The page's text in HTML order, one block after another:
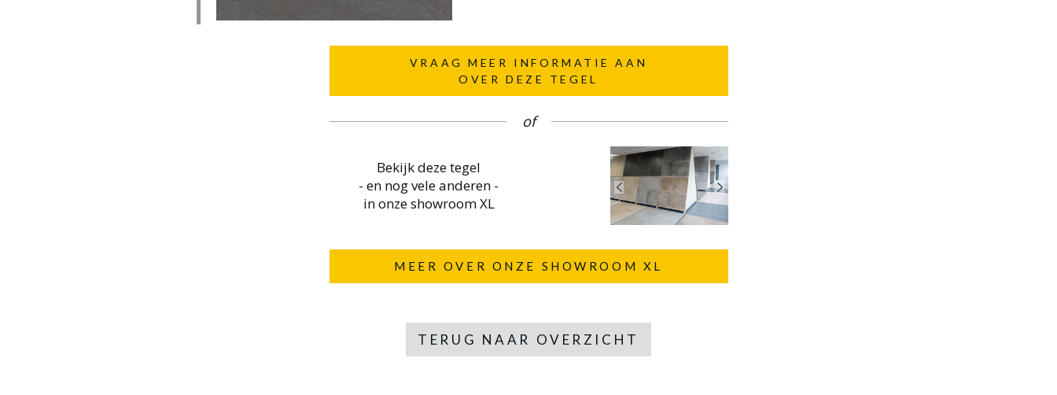
VRAAG MEER INFORMATIE AAN
OVER DEZE TEGEL
of
Bekijk deze tegel
- en nog vele anderen -
in onze showroom XL
MEER OVER ONZE SHOWROOM XL
TERUG NAAR OVERZICHT